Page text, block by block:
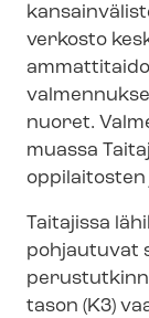
verkosto
nuoret.
muassa
Taitajissa
pohjautuvat
tason (K3)